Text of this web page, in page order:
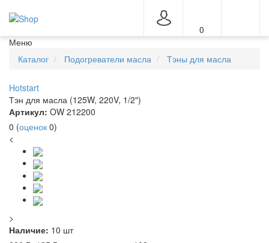
0
Меню
Каталог
Подогреватели масла Тэны для масла
Hotstart
Тэн для масла (125W, 220V, 1/2")
Артикул: OW 212200
0 (оценок 0)
<
>
Наличие: 10 шт